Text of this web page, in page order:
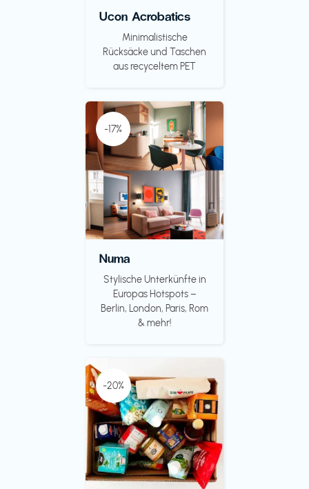
Ucon Acrobatics
Minimalistische
Rücksäcke und Taschen
aus recyceltem PET
-17%
Numa
Stylische Unterkünfte in
Europas Hotspots –
Berlin, London, Paris, Rom
& mehr!
-20%